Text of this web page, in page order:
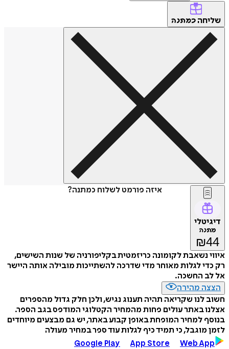
שליחה כמתנה
איזה פורמט לשלוח כמתנה?
דיגיטלי
מתנה
₪44
איווי נשאבת לקומונה כריזמטית בקליפורניה של שנות השישים,
רק כדי לגלות מאוחר מדי שדרכה להשתייכות מובילה אותה היישר
אל לב החשכה.
הצצה מהירה
חשוב לנו שקריאה תהיה תענוג נגיש, ולכן חלק גדול מהספרים
אצלנו באתר עולים פחות מהמחיר הקטלוגי המודפס בגב הספר.
בנוסף למחיר המופחת באופן קבוע באתר, יש גם מבצעים מיוחדים
לזמן מוגבל, כי תמיד כיף לגלות עוד ספר במחיר מעולה
Google Play
App Store Web App